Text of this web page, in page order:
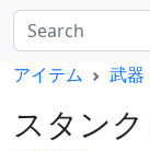
アイテム 武器
スタン